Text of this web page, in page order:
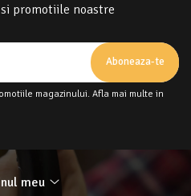
promotiile noastre
magazinului. Afla mai multe in
meu